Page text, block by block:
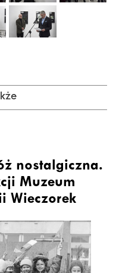
nostalgiczna.
Muzeum
Wieczorek